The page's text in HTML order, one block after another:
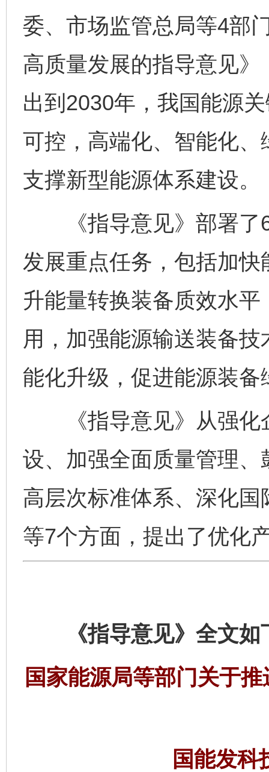
委、市场监管总局等4部
高质量发展的指导意见
出到2030年，我国能源
可控，高端化、智能化
支撑新型能源体系建设。
《指导意见》部署了6
发展重点任务，包括加
升能量转换装备质效水
用，加强能源输送装备
能化升级，促进能源装备
《指导意见》从强化
设、加强全面质量管理
高层次标准体系、深化
等7个方面，提出了优化
《指导意见》全文如
国家能源局等部门关于
国能发科